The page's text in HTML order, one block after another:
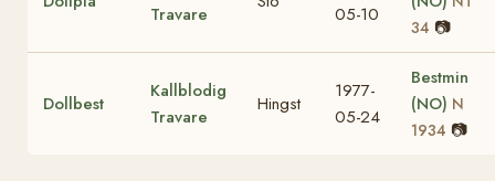
Travare
05-10
34 📷
Dollbest
Kallblodig
Travare
Hingst
1977-
05-24
Bestmin
(NO) N
1934 📷